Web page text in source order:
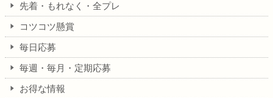
先着・もれなく・全プレ
コツコツ懸賞
毎日応募
毎週・毎月・定期応募
お得な情報